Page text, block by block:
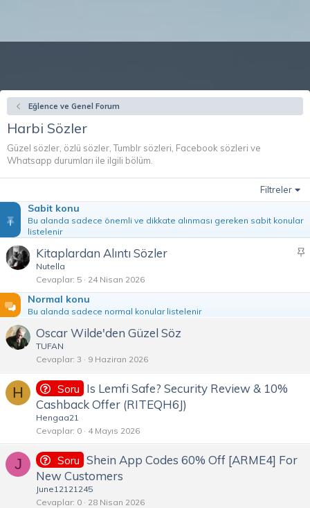
Eğlence ve Genel Forum
Harbi Sözler
Güzel sözler, özlü sözler, Tumblr sözleri, Facebook sözleri ve
Whatsapp durumları ile ilgili bölüm.
Filtreler
Sabit konu
Bu alanda sadece önemli ve dikkate alınması gereken sabit konular
listelenir
S
i
Kitaplardan Alıntı Sözler
Nutella
Cevaplar 5 24 Nisan 2026
Normal konu
Bu alanda sadece normal konular listelenir
Oscar Wilde'den Güzel Söz
TUFAN
Cevaplar 3 9 Haziran 2026
H Soru
Is Lemfi Safe? Security Review & 10%
Cashback Offer (RITEQH6J)
Hengaa21
Cevaplar 0 4 Mayıs 2026
J Soru Shein App Codes 60% Off [ARME4] For
New Customers
June12121245
Cevaplar 0 28 Nisan 2026